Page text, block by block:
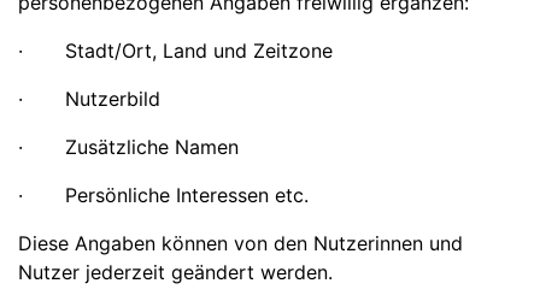
· Stadt/Ort, Land und Zeitzone
· Nutzerbild
· Zusätzliche Namen
· Persönliche Interessen etc.
Diese Angaben können von den Nutzerinnen und
Nutzer jederzeit geändert werden.